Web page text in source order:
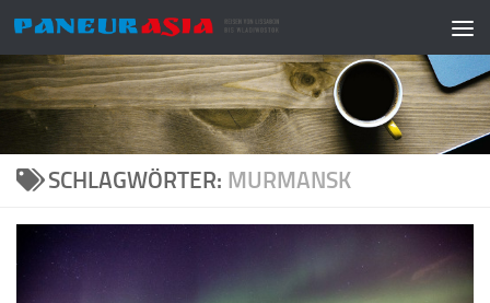
Zum Inhalt springen
SCHLAGWÖRTER: MURMANSK